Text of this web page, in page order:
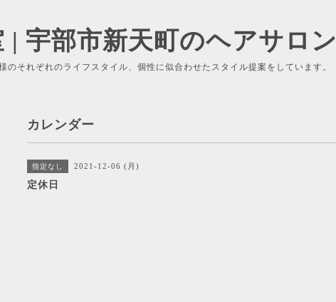
| 宇部市新天町のヘアサロン
のそれぞれのライフスタイル、個性に似合わせたスタイル提案をしています。
カレンダー
指定なし 2021-12-06 (月)
定休日